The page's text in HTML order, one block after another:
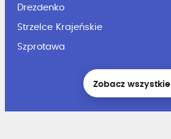
Drezdenko
Strzelce Krajeńskie
Szprotawa
Zobacz wszystkie